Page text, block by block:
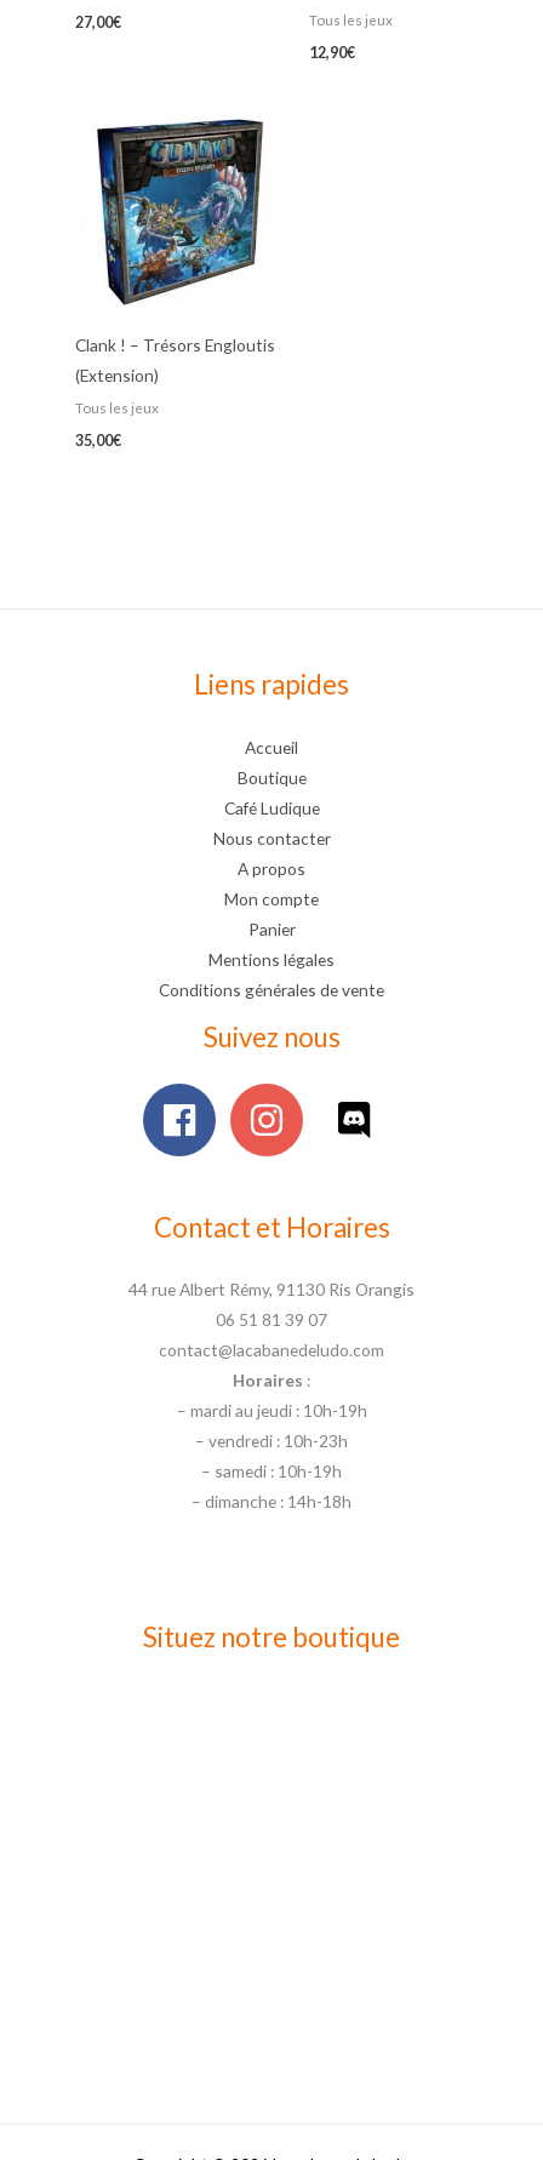
27,00€ Tous les jeux
12,90€
Clank ! – Trésors Engloutis
(Extension)
Tous les jeux
35,00€
Liens rapides
Accueil
Boutique
Café Ludique
Nous contacter
A propos
Mon compte
Panier
Mentions légales
Conditions générales de vente
Suivez nous
Contact et Horaires
44 rue Albert Rémy, 91130 Ris Orangis
06 51 81 39 07
contact@lacabanedeludo.com
Horaires :
– mardi au jeudi : 10h-19h
– vendredi : 10h-23h
– samedi : 10h-19h
– dimanche : 14h-18h
Situez notre boutique